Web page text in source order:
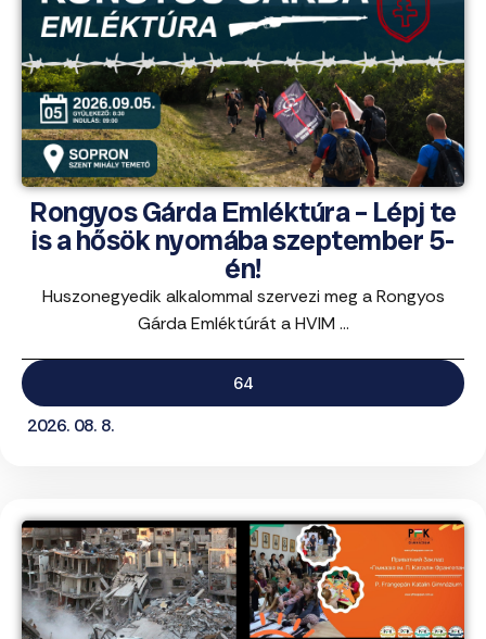
Rongyos Gárda Emléktúra – Lépj te
is a hősök nyomába szeptember 5-
én!
Huszonegyedik alkalommal szervezi meg a Rongyos
Gárda Emléktúrát a HVIM ...
64
2026. 08. 8.